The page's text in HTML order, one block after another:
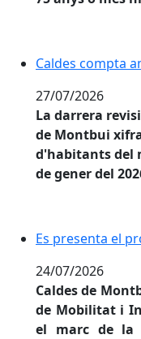
Caldes compta
Caldes compta
27/07/2026
La darrera
de Montbui
d'habitants del
de gener del
Es presenta el
Es presenta el
24/07/2026
Caldes de
de Mobilitat i
el marc de la